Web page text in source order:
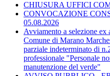
CHIUSURA UFFICI
CONVOCAZIONE
05.08.2026
Avviamento a selezione ex
Comune di Marano
parziale indeterminato di
professionale "Personale
manutenzione del verde"